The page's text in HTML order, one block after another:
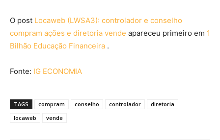
O post Locaweb (LWSA3): controlador e conselho
compram ações e diretoria vende apareceu primeiro em 1
Bilhão Educação Financeira .
Fonte: IG ECONOMIA
TAGS compram conselho controlador
diretoria
locaweb
vende